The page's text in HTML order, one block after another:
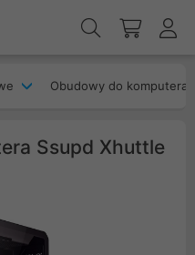
Obudowy do komputera
Ssupd Xhuttle